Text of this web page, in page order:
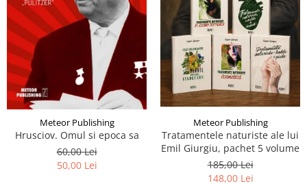
Meteor Publishing
Hrusciov. Omul si epoca sa
60,00 Lei
50,00 Lei
Meteor Publishing
Tratamentele naturiste ale lui
Emil Giurgiu, pachet 5 volume
185,00 Lei
148,00 Lei